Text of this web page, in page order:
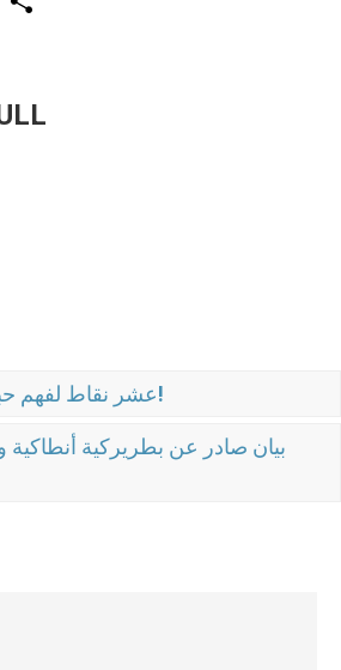
w
r
عشر نقاط لفهم حبريّة البابا فرنسيس!
بيان صادر عن بطريركية